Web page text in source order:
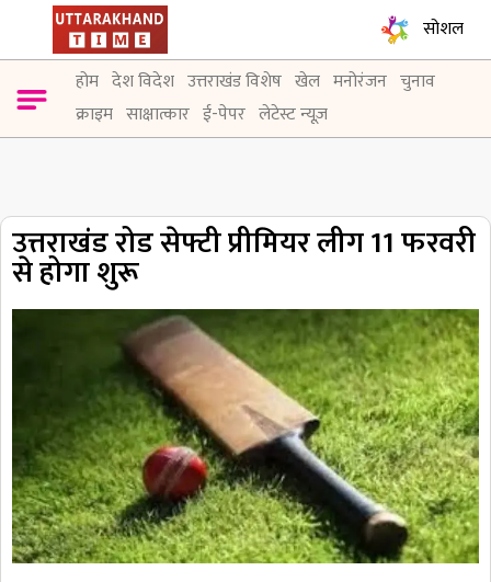
सोशल
होम देश विदेश उत्तराखंड विशेष खेल मनोरंजन चुनाव
क्राइम साक्षात्कार ई-पेपर लेटेस्ट न्यूज़
उत्तराखंड रोड सेफ्टी प्रीमियर लीग 11 फरवरी
से होगा शुरू